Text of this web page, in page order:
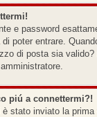
e password
poter entrare.
di posta sia
piú a connettermi?!
stato inviato la